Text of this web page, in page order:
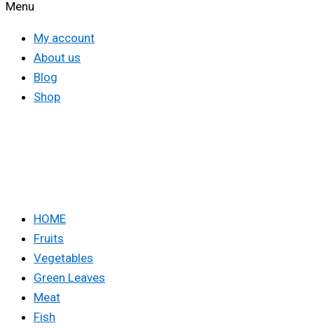
Menu
My account
About us
Blog
Shop
HOME
Fruits
Vegetables
Green Leaves
Meat
Fish